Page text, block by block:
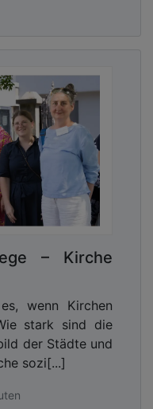
– Kirche
wenn Kirchen
stark sind die
der Städte und
sozi[...]